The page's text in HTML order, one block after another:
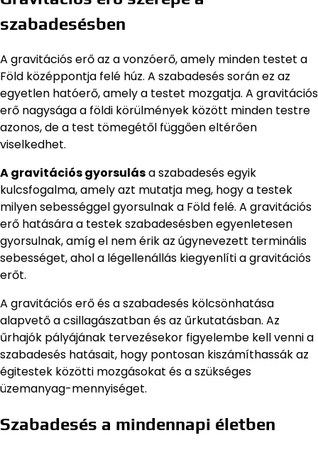
szabadesésben
A gravitációs erő az a vonzóerő, amely minden testet a
Föld középpontja felé húz. A szabadesés során ez az
egyetlen hatóerő, amely a testet mozgatja. A gravitációs
erő nagysága a földi körülmények között minden testre
azonos, de a test tömegétől függően eltérően
viselkedhet.
A gravitációs gyorsulása szabadesés egyik
kulcsfogalma, amely azt mutatja meg, hogy a testek
milyen sebességgel gyorsulnak a Föld felé. A gravitációs
erő hatására a testek szabadesésben egyenletesen
gyorsulnak, amíg el nem érik az úgynevezett terminális
sebességet, ahol a légellenállás kiegyenlíti a gravitációs
erőt.
A gravitációs erő és a szabadesés kölcsönhatása
alapvető a csillagászatban és az űrkutatásban. Az
űrhajók pályájának tervezésekor figyelembe kell venni a
szabadesés hatásait, hogy pontosan kiszámíthassák az
égitestek közötti mozgásokat és a szükséges
üzemanyag-mennyiséget.
Szabadesés a mindennapi életben